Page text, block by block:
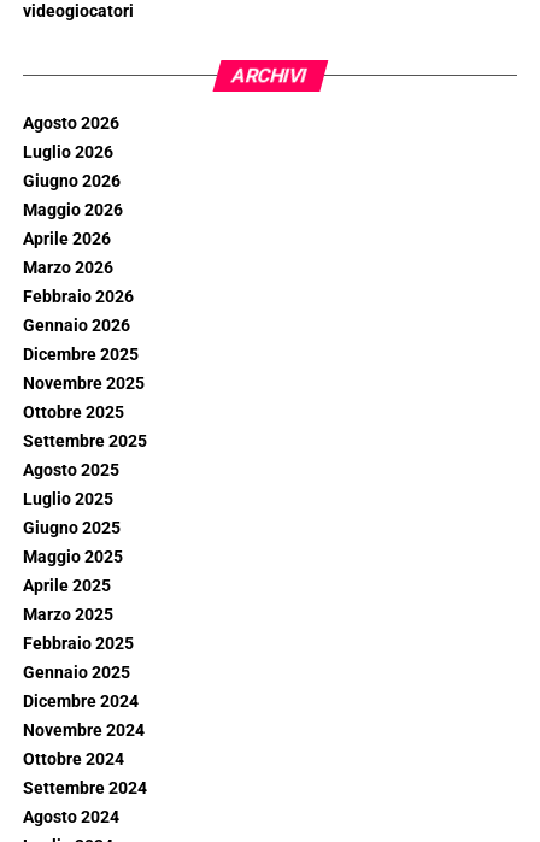
videogiocatori
ARCHIVI
Agosto 2026
Luglio 2026
Giugno 2026
Maggio 2026
Aprile 2026
Marzo 2026
Febbraio 2026
Gennaio 2026
Dicembre 2025
Novembre 2025
Ottobre 2025
Settembre 2025
Agosto 2025
Luglio 2025
Giugno 2025
Maggio 2025
Aprile 2025
Marzo 2025
Febbraio 2025
Gennaio 2025
Dicembre 2024
Novembre 2024
Ottobre 2024
Settembre 2024
Agosto 2024